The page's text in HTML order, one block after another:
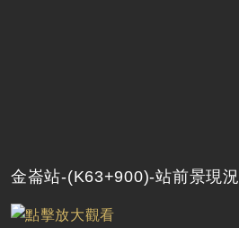
金崙站-(K63+900)-站前景現況